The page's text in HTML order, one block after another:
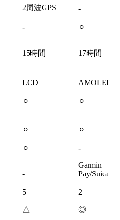
2周波GPS -
- ⚪︎
15時間 17時間
LCD AMOLED
⚪︎ ⚪︎
⚪︎ ⚪︎
⚪︎ -
-
Garmin
Pay/Suica
5 2
△ ◎